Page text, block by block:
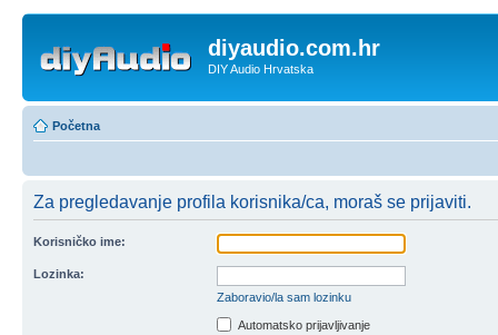
diyaudio.com.hr
DIY Audio Hrvatska
Početna
Za pregledavanje profila korisnika/ca, moraš se prijaviti.
Korisničko ime:
Lozinka:
Zaboravio/la sam lozinku
Automatsko prijavljivanje